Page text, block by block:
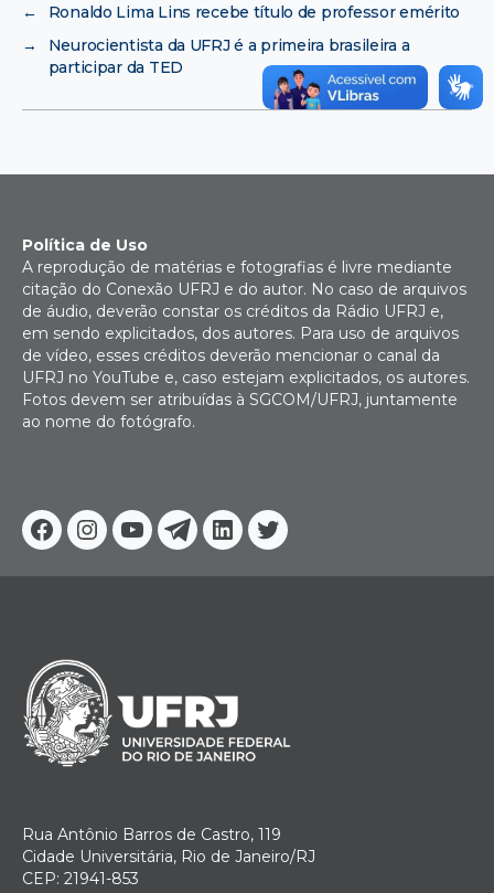
←
Ronaldo Lima Lins recebe título de professor emérito
→
Neurocientista da UFRJ é a primeira brasileira a
participar da TED
Facebook
Instagram
YoutubeTelegram
Linkedin
Twitter
Política de Uso
A reprodução de matérias e fotografias é livre mediante
citação do Conexão UFRJ e do autor. No caso de arquivos
de áudio, deverão constar os créditos da Rádio UFRJ e,
em sendo explicitados, dos autores. Para uso de arquivos
de vídeo, esses créditos deverão mencionar o canal da
UFRJ no YouTube e, caso estejam explicitados, os autores.
Fotos devem ser atribuídas à SGCOM/UFRJ, juntamente
ao nome do fotógrafo.
Rua Antônio Barros de Castro, 119
Cidade Universitária, Rio de Janeiro/RJ
CEP: 21941-853